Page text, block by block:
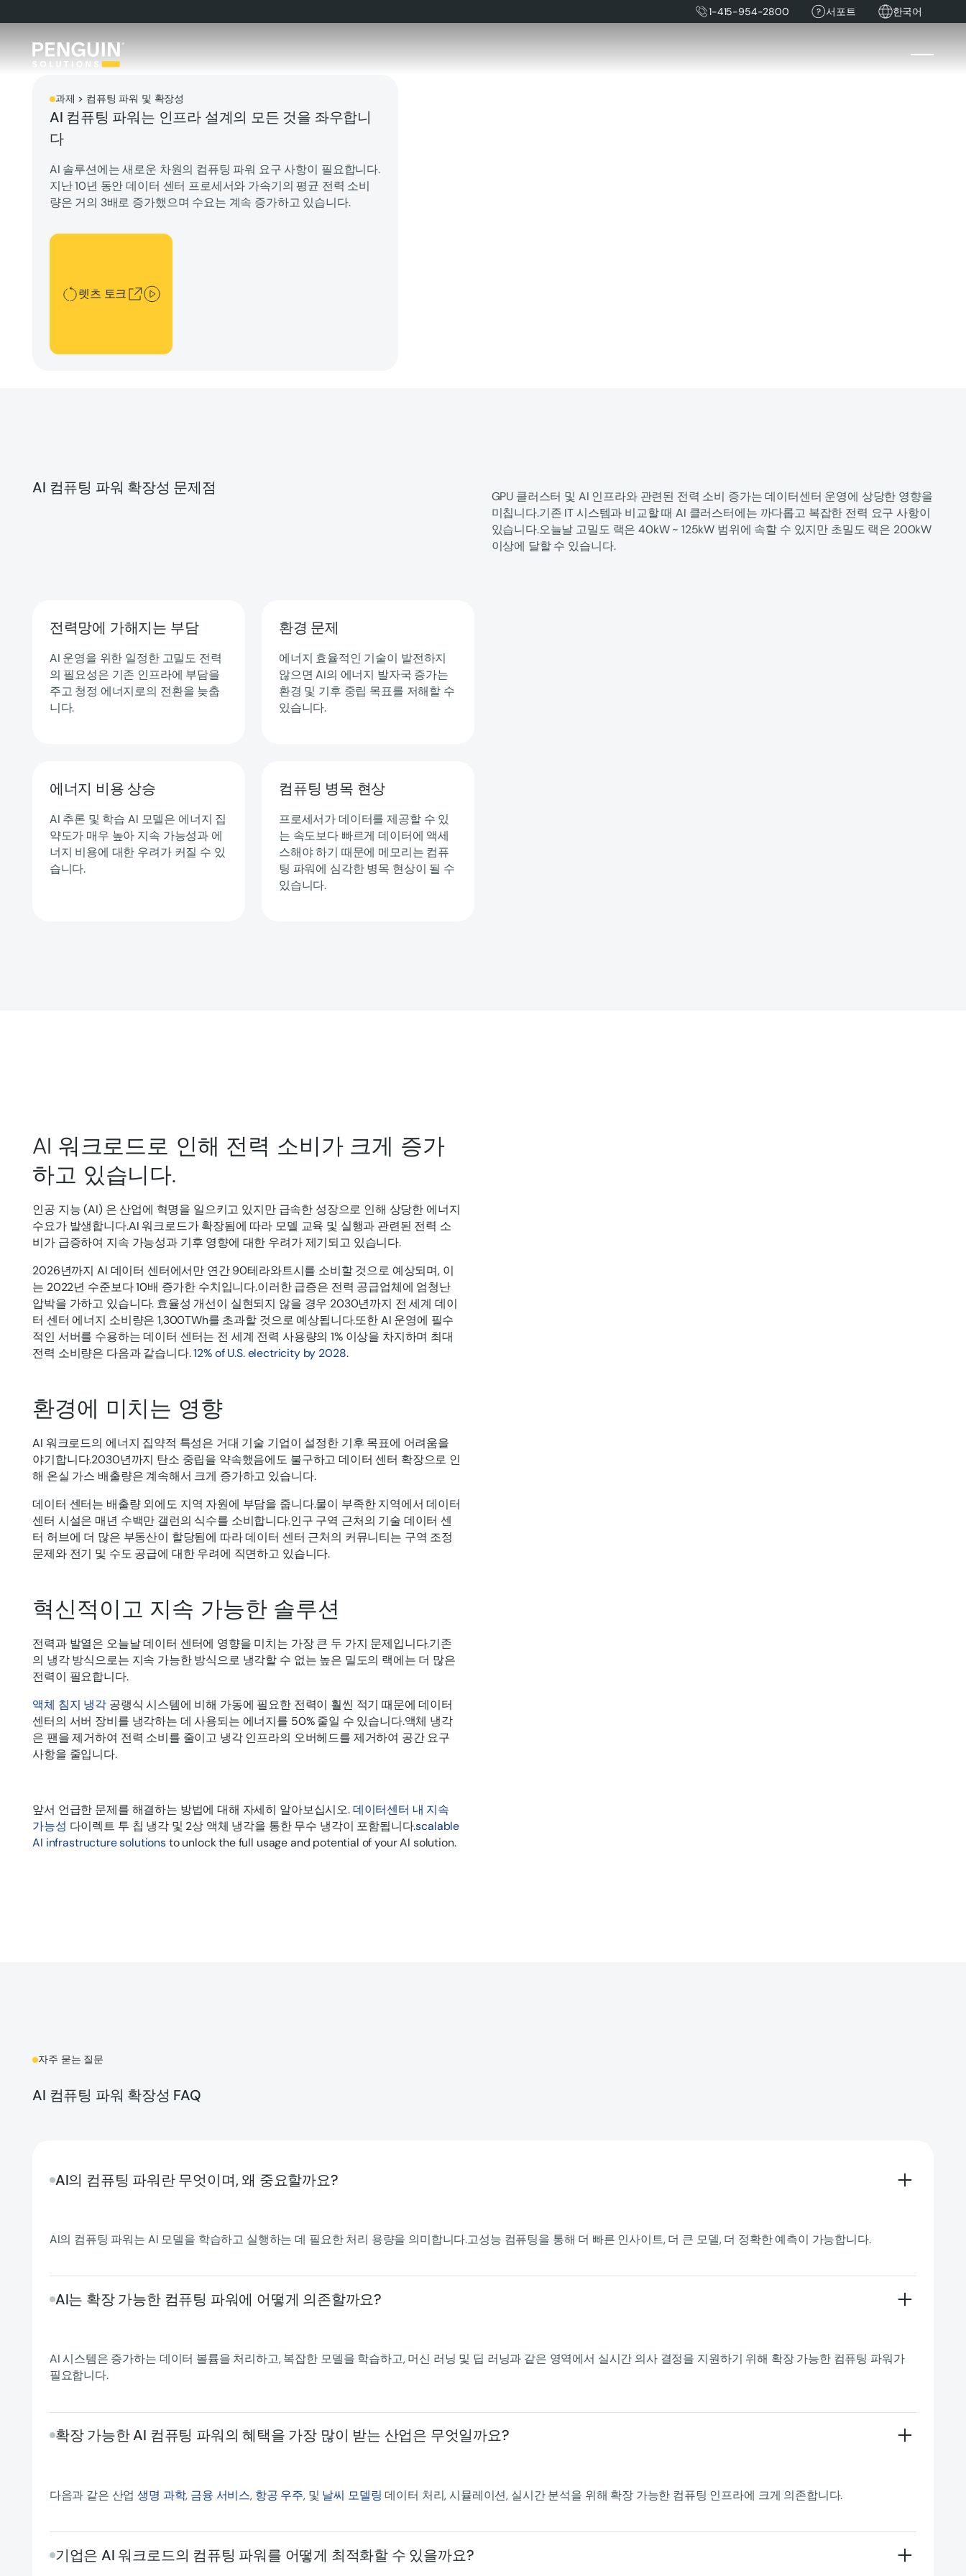
1-415-954-2800 서포트 한국어
과제 > 컴퓨팅 파워 및 확장성
AI 컴퓨팅 파워는 인프라 설계의 모든 것을 좌우합니
다
AI 솔루션에는 새로운 차원의 컴퓨팅 파워 요구 사항이 필요합니다.
지난 10년 동안 데이터 센터 프로세서와 가속기의 평균 전력 소비
량은 거의 3배로 증가했으며 수요는 계속 증가하고 있습니다.
렛츠 토크
렛츠 토크
AI 컴퓨팅 파워 확장성 문제점
GPU 클러스터 및 AI 인프라와 관련된 전력 소비 증가는 데이터센터 운영에 상당한 영향을
미칩니다.기존 IT 시스템과 비교할 때 AI 클러스터에는 까다롭고 복잡한 전력 요구 사항이
있습니다.오늘날 고밀도 랙은 40kW ~ 125kW 범위에 속할 수 있지만 초밀도 랙은 200kW
이상에 달할 수 있습니다.
전력망에 가해지는 부담
AI 운영을 위한 일정한 고밀도 전력
의 필요성은 기존 인프라에 부담을
주고 청정 에너지로의 전환을 늦춥
니다.
환경 문제
에너지 효율적인 기술이 발전하지
않으면 AI의 에너지 발자국 증가는
환경 및 기후 중립 목표를 저해할 수
있습니다.
에너지 비용 상승
AI 추론 및 학습 AI 모델은 에너지 집
약도가 매우 높아 지속 가능성과 에
너지 비용에 대한 우려가 커질 수 있
습니다.
컴퓨팅 병목 현상
프로세서가 데이터를 제공할 수 있
는 속도보다 빠르게 데이터에 액세
스해야 하기 때문에 메모리는 컴퓨
팅 파워에 심각한 병목 현상이 될 수
있습니다.
AI 워크로드로 인해 전력 소비가 크게 증가
하고 있습니다.
인공 지능 (AI) 은 산업에 혁명을 일으키고 있지만 급속한 성장으로 인해 상당한 에너지
수요가 발생합니다.AI 워크로드가 확장됨에 따라 모델 교육 및 실행과 관련된 전력 소
비가 급증하여 지속 가능성과 기후 영향에 대한 우려가 제기되고 있습니다.
2026년까지 AI 데이터 센터에서만 연간 90테라와트시를 소비할 것으로 예상되며, 이
는 2022년 수준보다 10배 증가한 수치입니다.이러한 급증은 전력 공급업체에 엄청난
압박을 가하고 있습니다. 효율성 개선이 실현되지 않을 경우 2030년까지 전 세계 데이
터 센터 에너지 소비량은 1,300TWh를 초과할 것으로 예상됩니다.또한 AI 운영에 필수
적인 서버를 수용하는 데이터 센터는 전 세계 전력 사용량의 1% 이상을 차지하며 최대
전력 소비량은 다음과 같습니다.12% of U.S. electricity by 2028.
환경에 미치는 영향
AI 워크로드의 에너지 집약적 특성은 거대 기술 기업이 설정한 기후 목표에 어려움을
야기합니다.2030년까지 탄소 중립을 약속했음에도 불구하고 데이터 센터 확장으로 인
해 온실 가스 배출량은 계속해서 크게 증가하고 있습니다.
데이터 센터는 배출량 외에도 지역 자원에 부담을 줍니다.물이 부족한 지역에서 데이터
센터 시설은 매년 수백만 갤런의 식수를 소비합니다.인구 구역 근처의 기술 데이터 센
터 허브에 더 많은 부동산이 할당됨에 따라 데이터 센터 근처의 커뮤니티는 구역 조정
문제와 전기 및 수도 공급에 대한 우려에 직면하고 있습니다.
혁신적이고 지속 가능한 솔루션
전력과 발열은 오늘날 데이터 센터에 영향을 미치는 가장 큰 두 가지 문제입니다.기존
의 냉각 방식으로는 지속 가능한 방식으로 냉각할 수 없는 높은 밀도의 랙에는 더 많은
전력이 필요합니다.
액체 침지 냉각공랭식 시스템에 비해 가동에 필요한 전력이 훨씬 적기 때문에 데이터
센터의 서버 장비를 냉각하는 데 사용되는 에너지를 50% 줄일 수 있습니다.액체 냉각
은 팬을 제거하여 전력 소비를 줄이고 냉각 인프라의 오버헤드를 제거하여 공간 요구
사항을 줄입니다.
앞서 언급한 문제를 해결하는 방법에 대해 자세히 알아보십시오.데이터센터 내 지속
가능성 다이렉트 투 칩 냉각 및 2상 액체 냉각을 통한 무수 냉각이 포함됩니다.scalable
AI infrastructure solutions to unlock the full usage and potential of your AI solution.
자주 묻는 질문
AI 컴퓨팅 파워 확장성 FAQ
AI의 컴퓨팅 파워란 무엇이며, 왜 중요할까요?
AI의 컴퓨팅 파워는 AI 모델을 학습하고 실행하는 데 필요한 처리 용량을 의미합니다.고성능 컴퓨팅을 통해 더 빠른 인사이트, 더 큰 모델, 더 정확한 예측이 가능합니다.
AI는 확장 가능한 컴퓨팅 파워에 어떻게 의존할까요?
AI 시스템은 증가하는 데이터 볼륨을 처리하고, 복잡한 모델을 학습하고, 머신 러닝 및 딥 러닝과 같은 영역에서 실시간 의사 결정을 지원하기 위해 확장 가능한 컴퓨팅 파워가
필요합니다.
확장 가능한 AI 컴퓨팅 파워의 혜택을 가장 많이 받는 산업은 무엇일까요?
다음과 같은 산업생명 과학, 금융 서비스, 항공 우주, 및 날씨 모델링 데이터 처리, 시뮬레이션, 실시간 분석을 위해 확장 가능한 컴퓨팅 인프라에 크게 의존합니다.
기업은 AI 워크로드의 컴퓨팅 파워를 어떻게 최적화할 수 있을까요?